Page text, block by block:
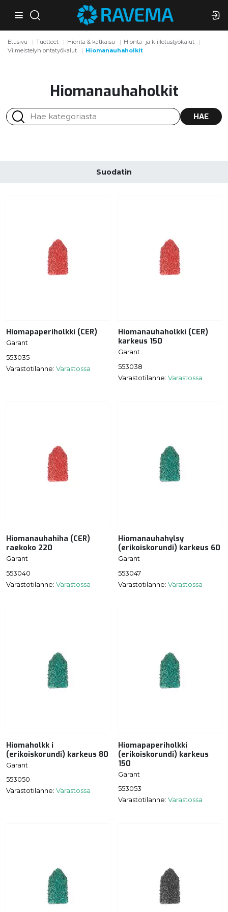
Etusivu Tuotteet Hionta & katkaisu
Hionta- ja kiillotustyökalut
Viimeistelyhiontatyökalut
Hiomanauhaholkit
Hiomanauhaholkit
HAE
Suodatin
Hiomapaperiholkki (CER)
Garant
553035
Varastotilanne: Varastossa
Hiomanauhaholkki (CER)
karkeus 150
Garant
553038
Varastotilanne: Varastossa
Hiomanauhahiha (CER)
raekoko 220
Garant
553040
Varastotilanne: Varastossa
Hiomanauhahylsy
(erikoiskorundi) karkeus 60
Garant
553047
Varastotilanne: Varastossa
Hiomaholkk i
(erikoiskorundi) karkeus 80
Garant
553050
Varastotilanne: Varastossa
Hiomapaperiholkki
(erikoiskorundi) karkeus
150
Garant
553053
Varastotilanne: Varastossa